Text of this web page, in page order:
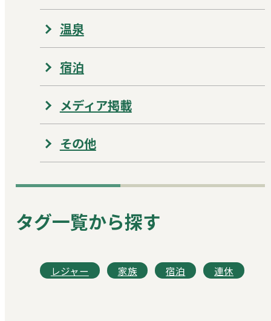
温泉
宿泊
メディア掲載
その他
タグ一覧から探す
レジャー 家族 宿泊 連休